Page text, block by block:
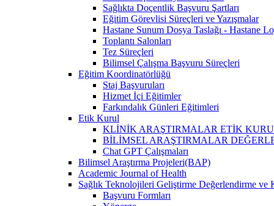
Sağlıkta Doçentlik Başvuru Şartları
Eğitim Görevlisi Süreçleri ve Yazışmalar
Hastane Sunum Dosya Taslağı - Hastane
Toplantı Salonları
Tez Süreçleri
Bilimsel Çalışma Başvuru Süreçleri
Eğitim Koordinatörlüğü
Staj Başvuruları
Hizmet İçi Eğitimler
Farkındalık Günleri Eğitimleri
Etik Kurul
KLİNİK ARAŞTIRMALAR ETİK KURUL
BİLİMSEL ARAŞTIRMALAR
Chat GPT Çalışmaları
Bilimsel Araştırma Projeleri(BAP)
Academic Journal of Health
Sağlık Teknolojileri Geliştirme Değerlendirme ve
Başvuru Formları